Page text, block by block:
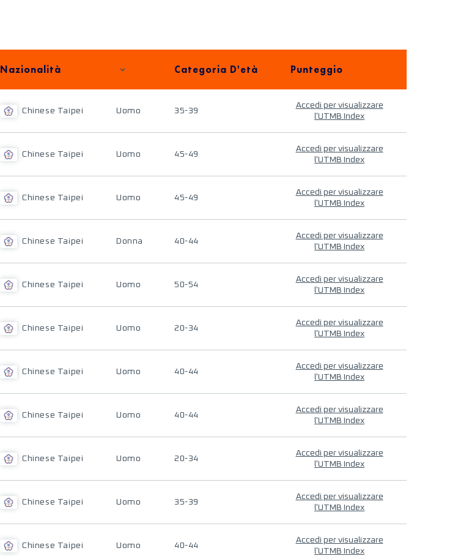
Nazionalità Categoria D'età Punteggio
Chinese Taipei Uomo 35-39
Accedi per visualizzare
l'UTMB Index
Chinese Taipei Uomo 45-49
Accedi per visualizzare
l'UTMB Index
Chinese Taipei Uomo 45-49
Accedi per visualizzare
l'UTMB Index
Chinese Taipei Donna 40-44
Accedi per visualizzare
l'UTMB Index
Chinese Taipei Uomo 50-54
Accedi per visualizzare
l'UTMB Index
Chinese Taipei Uomo 20-34
Accedi per visualizzare
l'UTMB Index
Chinese Taipei Uomo 40-44
Accedi per visualizzare
l'UTMB Index
Chinese Taipei Uomo 40-44
Accedi per visualizzare
l'UTMB Index
Chinese Taipei Uomo 20-34
Accedi per visualizzare
l'UTMB Index
Chinese Taipei Uomo 35-39
Accedi per visualizzare
l'UTMB Index
Chinese Taipei Uomo 40-44
Accedi per visualizzare
l'UTMB Index